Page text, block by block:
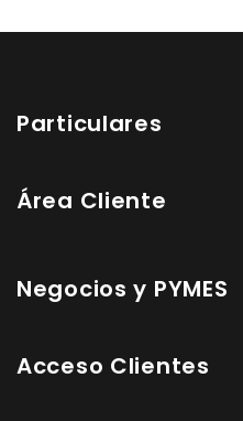
Particulares
Área Cliente
Negocios y PYMES
Acceso Clientes